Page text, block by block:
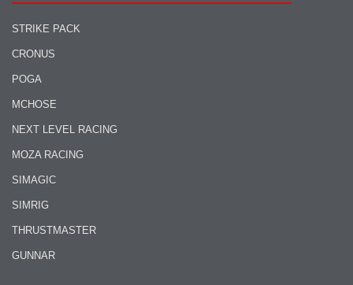
STRIKE PACK
CRONUS
POGA
MCHOSE
NEXT LEVEL RACING
MOZA RACING
SIMAGIC
SIMRIG
THRUSTMASTER
GUNNAR